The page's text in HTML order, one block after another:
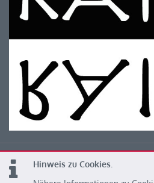
Hinweis zu Cookies.
© 2026 Kärntner